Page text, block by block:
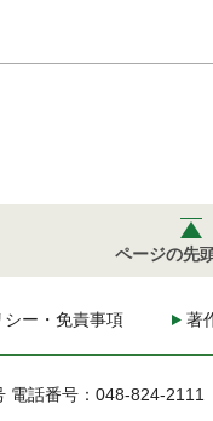
ページの先
ー・免責事項 著
電話番号：048-824-2111